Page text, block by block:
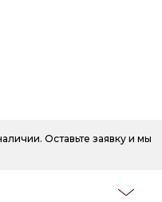
Оставьте заявку и мы